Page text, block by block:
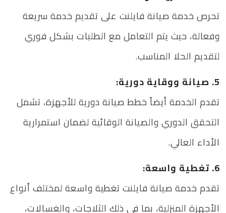
تحرص خدمة صيانة فايلنت على تقديم خدمة سريعة
وفعالة، حيث يتم التعامل مع الطلبات بشكل فوري
لتقديم الحلا المناسب.
5. صيانة ووقاية دورية:
تقدم الخدمة أيضاً خطط صيانة دورية للأجهزة، تشمل
التحقق الدوري والصيانة الوقائية لضمان استمرارية
الأداء العالي.
6. تغطية واسعة:
تقدم خدمة صيانة فايلنت تغطية واسعة لمختلف أنواع
الأجهزة المنزلية، بما في ذلك الثلاجات، والغسالات،